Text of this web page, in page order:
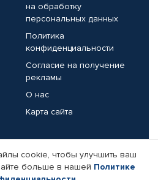
на обработку
персональных данных
Политика
конфиденциальности
Согласие на получение
рекламы
О нас
Карта сайта
Реквизиты компании
cookie, чтобы улучшить ваш
больше в нашей Политике